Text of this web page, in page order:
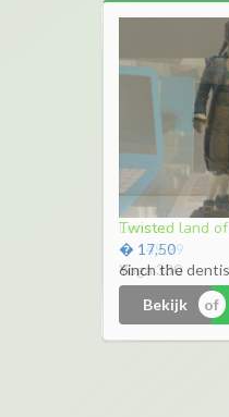
Twisted land
� 17,50
6inch the
Bekijk